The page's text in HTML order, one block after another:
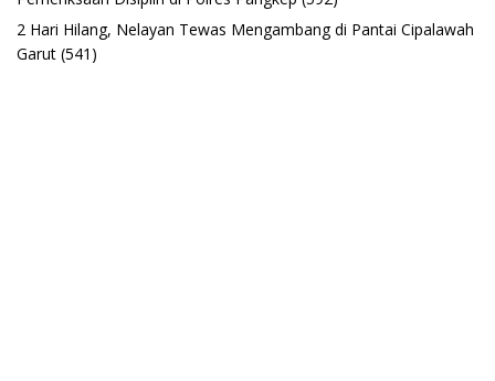
2 Hari Hilang, Nelayan Tewas Mengambang di Pantai Cipalawah
Garut (541)